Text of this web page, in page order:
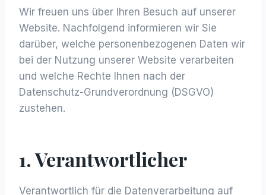
Wir freuen uns über Ihren Besuch auf unserer
Website. Nachfolgend informieren wir Sie
darüber, welche personenbezogenen Daten wir
bei der Nutzung unserer Website verarbeiten
und welche Rechte Ihnen nach der
Datenschutz-Grundverordnung (DSGVO)
zustehen.
1. Verantwortlicher
Verantwortlich für die Datenverarbeitung auf